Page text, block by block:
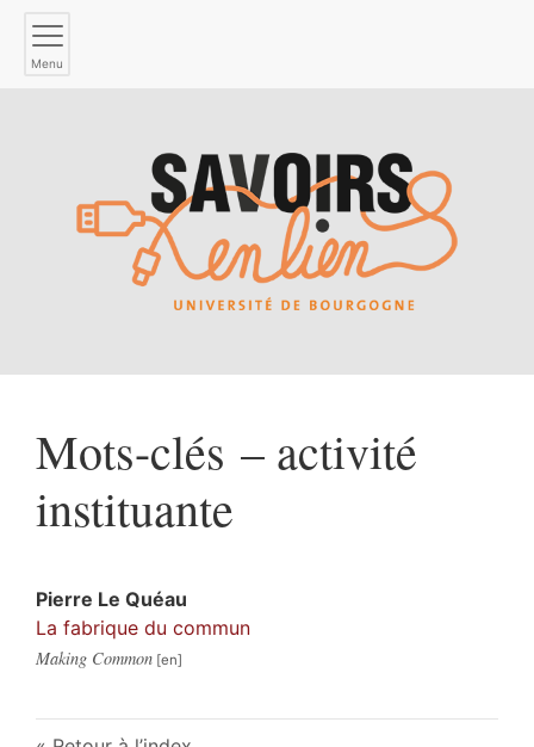
Menu
Mots-clés – activité
instituante
Pierre Le Quéau
La fabrique du commun
Making Common